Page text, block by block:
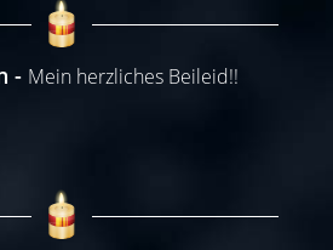
Mein herzliches Beileid!!